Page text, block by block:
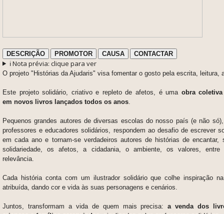
DESCRIÇÃO PROMOTOR CAUSA CONTACTAR
ℹ️ Nota prévia: clique para ver
O projeto "Histórias da Ajudaris" visa fomentar o gosto pela escrita, leitura,
Este projeto solidário, criativo e repleto de afetos, é uma obra
em novos livros lançados todos os anos
Pequenos grandes autores de diversas escolas do nosso país (e não
professores e educadores solidários, respondem ao desafio de escrever
em cada ano e tornam-se verdadeiros autores de histórias de encantar,
solidariedade, os afetos, a cidadania, o ambiente, os valores, entre
relevância.
Cada história conta com um ilustrador solidário que colhe inspiração
atribuída, dando cor e vida às suas personagens e cenários.
Juntos, transformam a vida de quem mais precisa:a venda dos